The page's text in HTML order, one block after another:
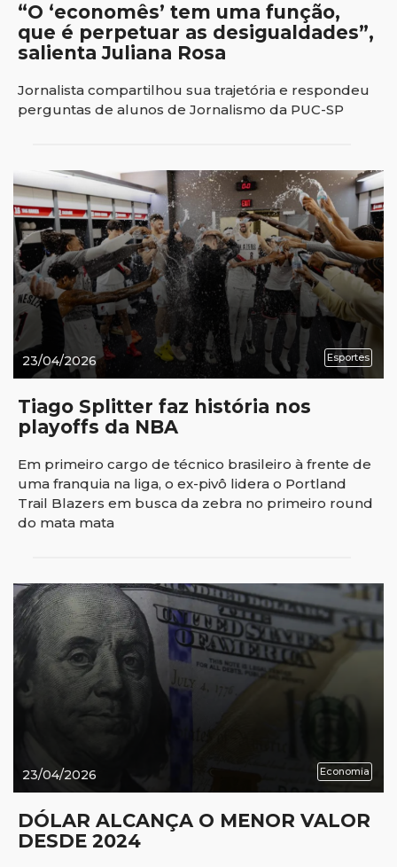
“O ‘economês’ tem uma função,
que é perpetuar as desigualdades”,
salienta Juliana Rosa
Jornalista compartilhou sua trajetória e respondeu
perguntas de alunos de Jornalismo da PUC-SP
23/04/2026 Esportes
Tiago Splitter faz história nos
playoffs da NBA
Em primeiro cargo de técnico brasileiro à frente de
uma franquia na liga, o ex-pivô lidera o Portland
Trail Blazers em busca da zebra no primeiro round
do mata mata
23/04/2026 Economia
DÓLAR ALCANÇA O MENOR VALOR
DESDE 2024